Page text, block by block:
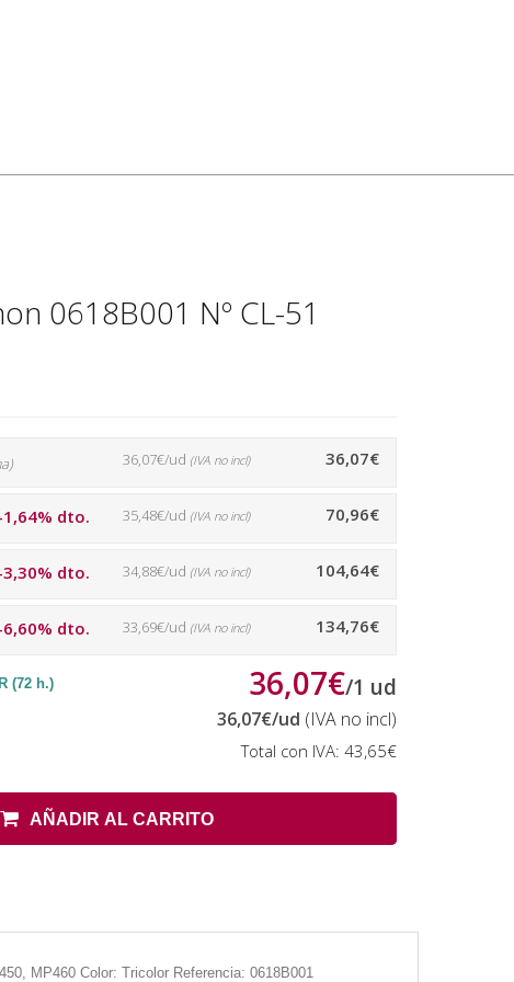
0618B001 Nº CL-51
36,07€
36,07€/ud (IVA no incl)
1,64% dto. 70,96€
35,48€/ud (IVA no incl)
3,30% dto. 104,64€
34,88€/ud (IVA no incl)
6,60% dto. 134,76€
33,69€/ud (IVA no incl)
(72 h.) 36,07€/1 ud
36,07€/ud (IVA no incl)
Total con IVA: 43,65€
AÑADIR AL CARRITO
MP460 Color: Tricolor Referencia: 0618B001